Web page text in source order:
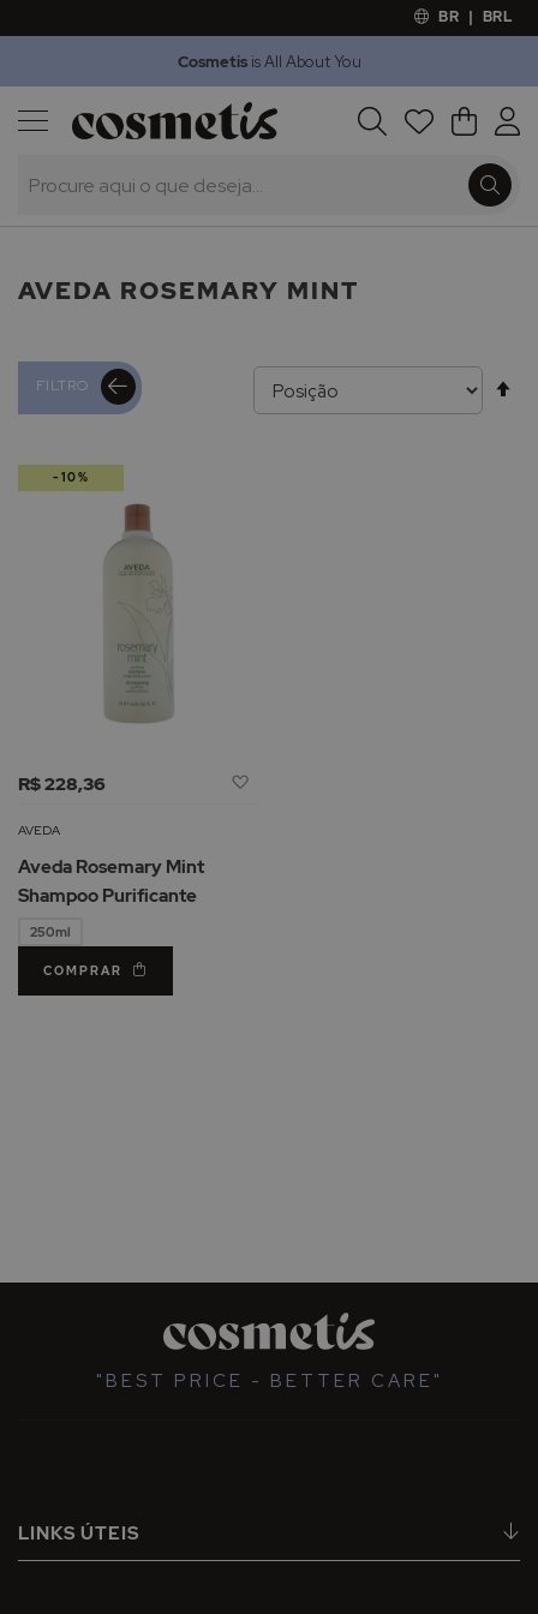
BR | BRL
Cosmetisis All About You
Procura O Meu
Outlet
AVEDA ROSEMARY MINT
FILTRO
R$ 228,36
AVEDA
Aveda Rosemary Mint
Shampoo Purificante
250ml
COMPRAR
-10%
"BEST PRICE - BETTER CARE"
LINKS ÚTEIS